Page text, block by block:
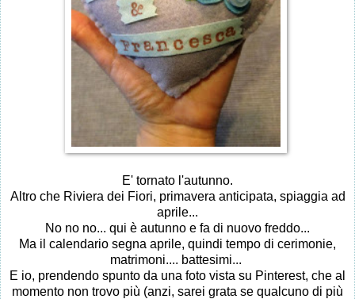
E' tornato l'autunno.
Altro che Riviera dei Fiori, primavera anticipata, spiaggia ad
aprile...
No no no... qui è autunno e fa di nuovo freddo...
Ma il calendario segna aprile, quindi tempo di cerimonie,
matrimoni.... battesimi...
E io, prendendo spunto da una foto vista su Pinterest, che al
momento non trovo più (anzi, sarei grata se qualcuno di più